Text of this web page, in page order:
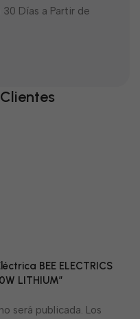
30 Días a Partir de
BEE ELECTRICS
LITHIUM”
será publicada. Los